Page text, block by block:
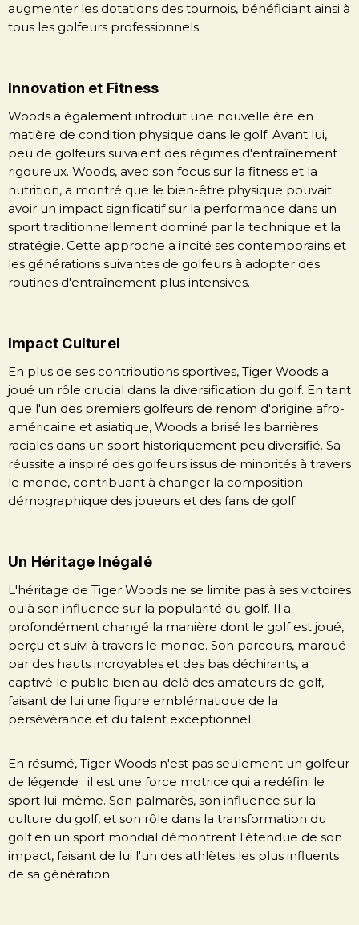
augmenter les dotations des tournois, bénéficiant ainsi à
tous les golfeurs professionnels.
Innovation et Fitness
Woods a également introduit une nouvelle ère en
matière de condition physique dans le golf. Avant lui,
peu de golfeurs suivaient des régimes d'entraînement
rigoureux. Woods, avec son focus sur la fitness et la
nutrition, a montré que le bien-être physique pouvait
avoir un impact significatif sur la performance dans un
sport traditionnellement dominé par la technique et la
stratégie. Cette approche a incité ses contemporains et
les générations suivantes de golfeurs à adopter des
routines d'entraînement plus intensives.
Impact Culturel
En plus de ses contributions sportives, Tiger Woods a
joué un rôle crucial dans la diversification du golf. En tant
que l'un des premiers golfeurs de renom d'origine afro-
américaine et asiatique, Woods a brisé les barrières
raciales dans un sport historiquement peu diversifié. Sa
réussite a inspiré des golfeurs issus de minorités à travers
le monde, contribuant à changer la composition
démographique des joueurs et des fans de golf.
Un Héritage Inégalé
L'héritage de Tiger Woods ne se limite pas à ses victoires
ou à son influence sur la popularité du golf. Il a
profondément changé la manière dont le golf est joué,
perçu et suivi à travers le monde. Son parcours, marqué
par des hauts incroyables et des bas déchirants, a
captivé le public bien au-delà des amateurs de golf,
faisant de lui une figure emblématique de la
persévérance et du talent exceptionnel.
En résumé, Tiger Woods n'est pas seulement un golfeur
de légende ; il est une force motrice qui a redéfini le
sport lui-même. Son palmarès, son influence sur la
culture du golf, et son rôle dans la transformation du
golf en un sport mondial démontrent l'étendue de son
impact, faisant de lui l'un des athlètes les plus influents
de sa génération.